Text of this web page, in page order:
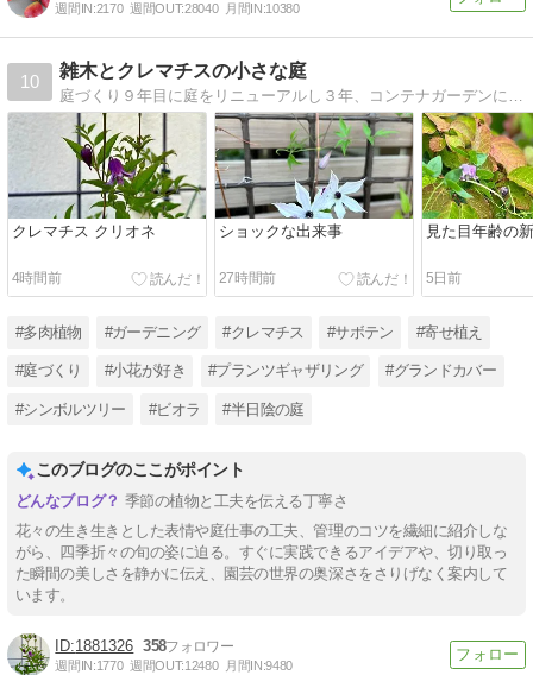
週間IN:2170 週間OUT:28040 月間IN:10380
10
雑木とクレマチスの小さな庭
庭づくり９年目に庭をリニューアルし３年、コンテナガーデンに移行中。シンボルツリー、グランドカバー、クレマチス、ビオラ、多肉などの成長記録や増やし方、手入れの仕方など画像多めで綴っています
クレマチス クリオネ
4時間前
ショックな出来事
27時間前
見た目年齢の
5日前
#多肉植物 #ガーデニング #クレマチス #サボテン #寄せ植え
#庭づくり #小花が好き #プランツギャザリング #グランドカバー
#シンボルツリー #ビオラ #半日陰の庭
このブログのここがポイント
季節の植物と工夫を伝える丁寧さ
花々の生き生きとした表情や庭仕事の工夫、管理のコツを繊細に紹介しな
がら、四季折々の旬の姿に迫る。すぐに実践できるアイデアや、切り取っ
た瞬間の美しさを静かに伝え、園芸の世界の奥深さをさりげなく案内して
います。
1881326 358
週間IN:1770 週間OUT:12480 月間IN:9480